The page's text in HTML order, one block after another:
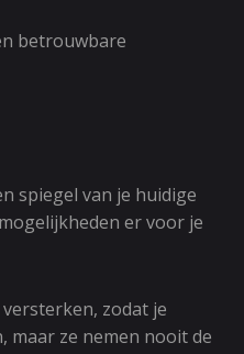
betrouwbare
spiegel van je huidige
er voor je
zodat je
maar ze nemen nooit de